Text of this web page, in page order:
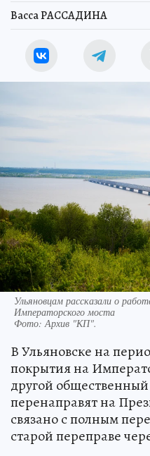
Васса РАССАДИНА
Ульяновцам рассказали о
Императорского моста
Фото:Архив "КП".
В Ульяновске на
покрытия на
другой
перенаправят на
связано с полным
старой переправе